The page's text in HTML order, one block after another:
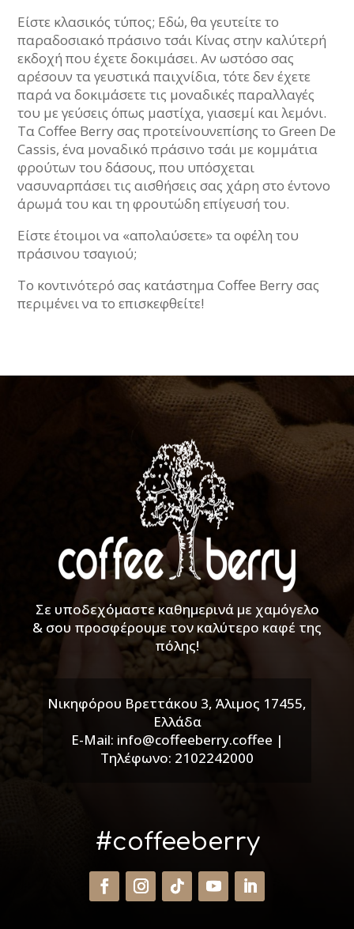
Είστε κλασικός τύπος; Εδώ, θα γευτείτε το
παραδοσιακό πράσινο τσάι Κίνας στην καλύτερή
εκδοχή που έχετε δοκιμάσει. Αν ωστόσο σας
αρέσουν τα γευστικά παιχνίδια, τότε δεν έχετε
παρά να δοκιμάσετε τις μοναδικές παραλλαγές
του με γεύσεις όπως μαστίχα, γιασεμί και λεμόνι.
Τα Coffee Berry σας προτείνουνεπίσης το Green De
Cassis, ένα μοναδικό πράσινο τσάι με κομμάτια
φρούτων του δάσους, που υπόσχεται
νασυναρπάσει τις αισθήσεις σας χάρη στο έντονο
άρωμά του και τη φρουτώδη επίγευσή του.
Είστε έτοιμοι να «απολαύσετε» τα οφέλη του
πράσινου τσαγιού;
Το κοντινότερό σας κατάστημα Coffee Berry σας
περιμένει να το επισκεφθείτε!
Σε υποδεχόμαστε καθημερινά με χαμόγελο
& σου προσφέρουμε τον καλύτερο καφέ της
πόλης!
Νικηφόρου Βρεττάκου 3, Άλιμος 17455,
Ελλάδα
E-Mail: info@coffeeberry.coffee |
Τηλέφωνο: 2102242000
#coffeeberry